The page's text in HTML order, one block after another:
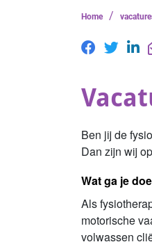
Home /
Ben jij de
Dan zijn wij
Wat ga je
Als
motorische
volwassen